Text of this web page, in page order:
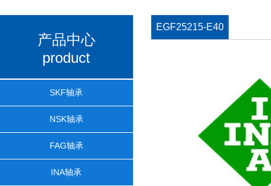
产品中心
product
SKF轴承
NSK轴承
FAG轴承
INA轴承
EGF25215-E40